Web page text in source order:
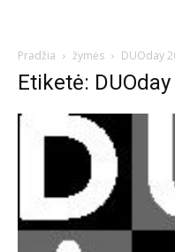
Pradžia žymės DUOday
Etiketė: